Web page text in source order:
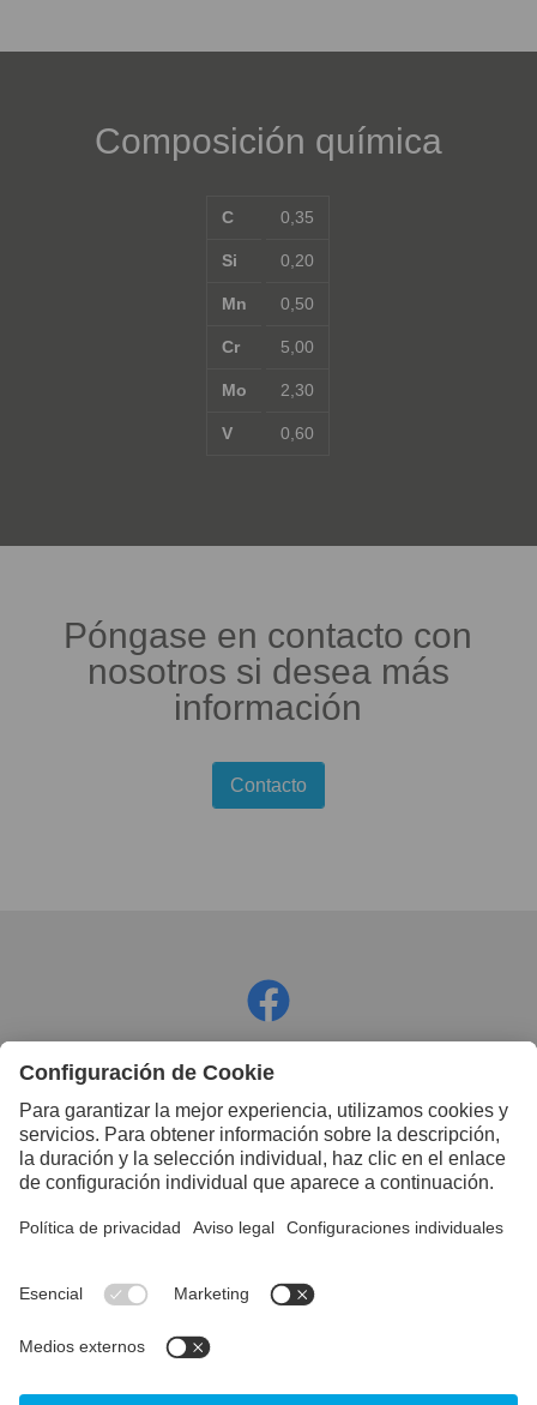
Composición química
C
Si
Mn
Cr
Mo
V
0,35
0,20
0,50
5,00
2,30
0,60
Póngase en contacto con
nosotros si desea más
información
Contacto
Instagram
LinkedIn
YouTube